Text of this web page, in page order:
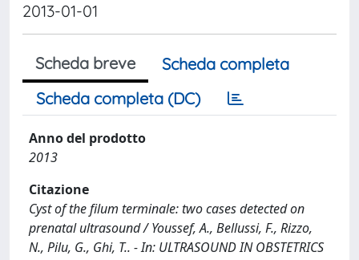
2013-01-01
Scheda breve
Scheda completa
Scheda completa (DC)
Anno del prodotto
2013
Citazione
Cyst of the filum terminale: two cases detected on
prenatal ultrasound / Youssef, A., Bellussi, F., Rizzo,
N., Pilu, G., Ghi, T.. - In: ULTRASOUND IN OBSTETRICS